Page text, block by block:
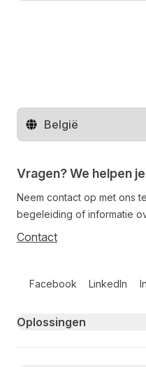
Regio wijzigen
Vragen? We helpen
Neem contact op met ons
begeleiding of informatie
Contact
Facebook LinkedIn
Primary footer navigation
Oplossingen